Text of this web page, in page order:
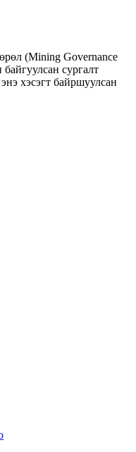
(Mining Governance
сургалт
хэсэгт байршуулсан